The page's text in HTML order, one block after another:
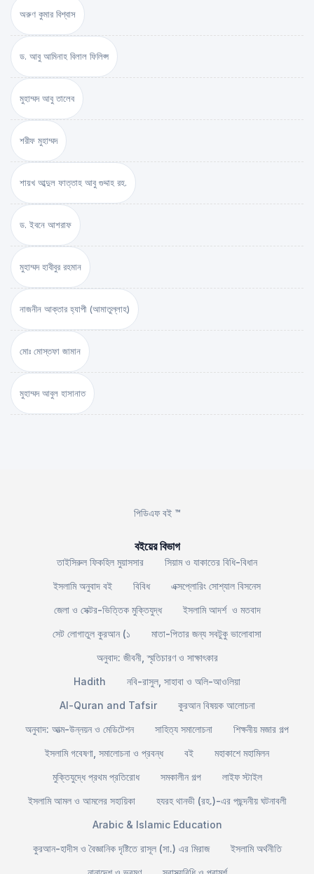
অরুণ কুমার বিশ্বাস
ড. আবু আমিনাহ বিলাল ফিলিপ্স
মুহাম্মদ আবু তালেব
শরীফ মুহাম্মদ
শায়খ আব্দুল ফাত্তাহ আবু গুদ্দাহ রহ.
ড. ইবনে আশরাফ
মুহাম্মদ হাবীবুর রহমান
নাজনীন আক্তার হ্যাপী (আমাতুল্লাহ)
মোঃ মোস্তফা জামান
মুহাম্মদ আবুল হাসানাত
পিডিএফ বই ™
বইয়ের বিভাগ
তাইসিরুল ফিকহিল মুয়াসসার
সিয়াম ও যাকাতের বিধি-বিধান
ইসলামি অনুবাদ বই
বিবিধ
এক্সপ্লোরিং সোশ্যাল বিসনেস
জেলা ও সেক্টর-ভিত্তিক মুক্তিযুদ্ধ
ইসলামি আদর্শ ও মতবাদ
সেট লোগাতুল কুরআন (১
মাতা-পিতার জন্য সবটুকু ভালোবাসা
অনুবাদ: জীবনী, স্মৃতিচারণ ও সাক্ষাৎকার
Hadith
নবি-রাসুল, সাহাবা ও অলি-আওলিয়া
Al-Quran and Tafsir
কুরআন বিষয়ক আলোচনা
অনুবাদ: আত্ম-উন্নয়ন ও মেডিটেশন
সাহিত্য সমালোচনা
শিক্ষনীয় মজার গল্প
ইসলামি গবেষণা, সমালোচনা ও প্রবন্ধ
বই
মহাকাশে মহামিলন
মুক্তিযুদ্ধে প্রথম প্রতিরোধ
সমকালীন গল্প
লাইফ স্টাইল
ইসলামি আমল ও আমলের সহায়িকা
হযরহ থানভী (রহ.)-এর পছন্দনীয় ঘটনাবলী
Arabic & Islamic Education
কুরআন-হাদীস ও বৈজ্ঞানিক দৃষ্টিতে রাসূল (সা.) এর মিরাজ
ইসলামি অর্থনীতি